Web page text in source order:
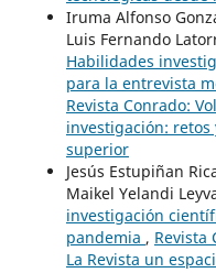
Iruma Alfonso
Luis Fernando
Habilidades
para la entrevista
Revista Conrado:
investigación: retos
superior
Jesús Estupiñan
Maikel Yelandi
investigación
pandemia , Revista
La Revista un